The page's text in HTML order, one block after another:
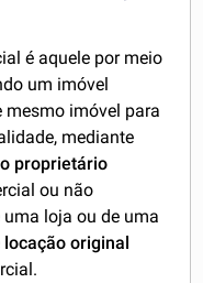
é aquele por meio
um imóvel
imóvel para
mediante
proprietário
ou não
loja ou de uma
locação original